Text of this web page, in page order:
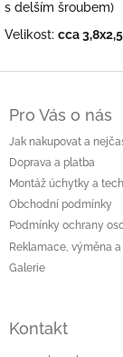
s delším šroubem)
Velikost: cca
Pro Vás o nás
Jak nakupovat a
Doprava a platba
Montáž úchytky a
Obchodní podmínky
Podmínky ochrany
Reklamace, výměna
Galerie
Kontakt